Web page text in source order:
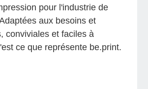
pour l'industrie de
aux besoins et
conviviales et faciles à
ce que représente be.print.